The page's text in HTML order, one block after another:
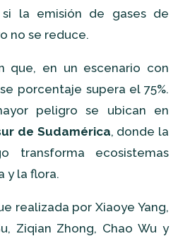
si la emisión de gases de
no se reduce.
que, en un escenario con
porcentaje supera el 75%.
peligro se ubican en
de Sudamérica, donde la
transforma ecosistemas
y la flora.
realizada por Xiaoye Yang,
Ziqian Zhong, Chao Wu y